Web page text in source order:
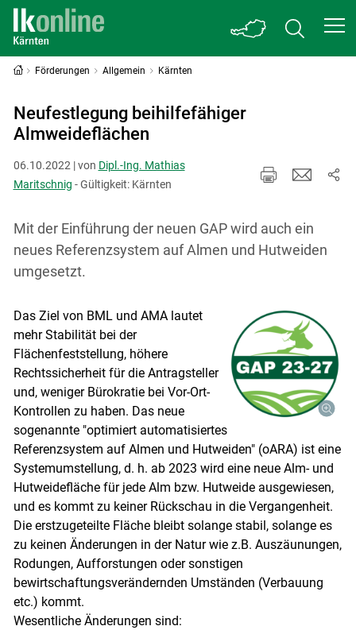
Förderungen Allgemein Kärnten
Neufestlegung beihilfefähiger
Almweideflächen
06.10.2022 | von Dipl.-Ing. Mathias
Maritschnig - Gültigkeit: Kärnten
Mit der Einführung der neuen GAP wird auch ein
neues Referenzsystem auf Almen und Hutweiden
umgesetzt.
Das Ziel von BML und AMA lautet
mehr Stabilität bei der
Flächenfeststellung, höhere
Rechtssicherheit für die Antragsteller
und, weniger Bürokratie bei Vor-Ort-
Kontrollen zu haben. Das neue
sogenannte "optimiert automatisiertes
Referenzsystem auf Almen und Hutweiden" (oARA) ist eine
Systemumstellung, d. h. ab 2023 wird eine neue Alm- und
Hutweidefläche für jede Alm bzw. Hutweide ausgewiesen,
und es kommt zu keiner Rückschau in die Vergangenheit.
Die erstzugeteilte Fläche bleibt solange stabil, solange es
zu keinen Änderungen in der Natur wie z.B. Auszäunungen,
Rodungen, Aufforstungen oder sonstigen
bewirtschaftungsverändernden Umständen (Verbauung
etc.) kommt.
Wesentliche Änderungen sind: